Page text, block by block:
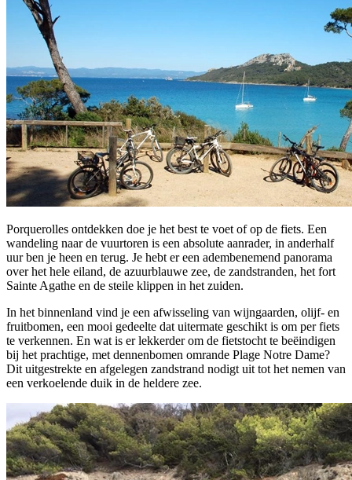
Porquerolles ontdekken doe je het best te voet of op de fiets. Een
wandeling naar de vuurtoren is een absolute aanrader, in anderhalf
uur ben je heen en terug. Je hebt er een adembenemend panorama
over het hele eiland, de azuurblauwe zee, de zandstranden, het fort
Sainte Agathe en de steile klippen in het zuiden.
In het binnenland vind je een afwisseling van wijngaarden, olijf- en
fruitbomen, een mooi gedeelte dat uitermate geschikt is om per fiets
te verkennen. En wat is er lekkerder om de fietstocht te beëindigen
bij het prachtige, met dennenbomen omrande Plage Notre Dame?
Dit uitgestrekte en afgelegen zandstrand nodigt uit tot het nemen van
een verkoelende duik in de heldere zee.